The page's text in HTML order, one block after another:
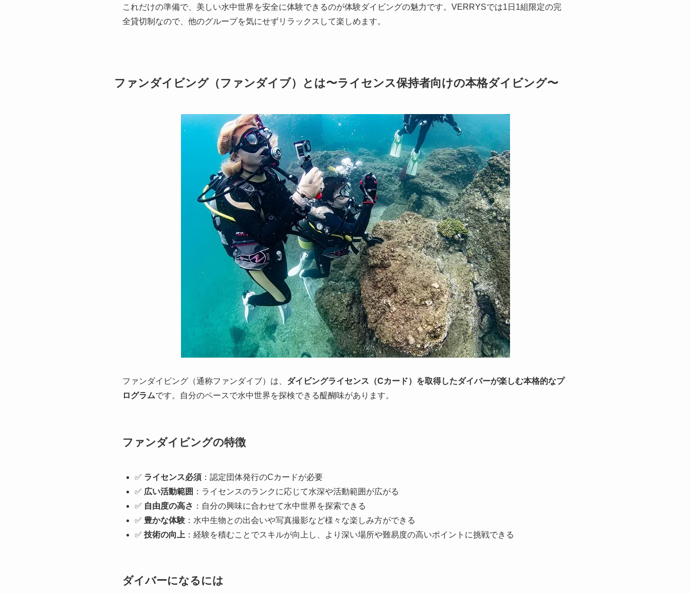
これだけの準備で、美しい水中世界を安全に体験できるのが体験ダイビングの魅力です。VERRYSでは1日1組限定の完
全貸切制なので、他のグループを気にせずリラックスして楽しめます。
ファンダイビング（ファンダイブ）とは〜ライセンス保持者向けの本格ダイビング〜
ファンダイビング（通称ファンダイブ）は、 ダイビングライセンス（Cカード）を取得したダイバーが楽しむ本格的なプ
ログラムです。自分のペースで水中世界を探検できる醍醐味があります。
ファンダイビングの特徴
✅ ライセンス必須 ：認定団体発行のCカードが必要
✅ 広い活動範囲 ：ライセンスのランクに応じて水深や活動範囲が広がる
✅ 自由度の高さ ：自分の興味に合わせて水中世界を探索できる
✅ 豊かな体験 ：水中生物との出会いや写真撮影など様々な楽しみ方ができる
✅ 技術の向上 ：経験を積むことでスキルが向上し、より深い場所や難易度の高いポイントに挑戦できる
ダイバーになるには